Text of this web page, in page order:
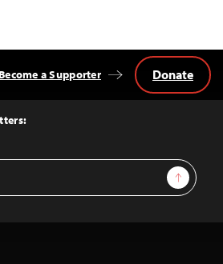
Sign Up
Become a Supporter Donate